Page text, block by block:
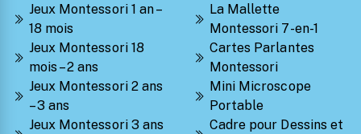
Jeux Montessori 1 an –
18 mois
Jeux Montessori 18
mois – 2 ans
Jeux Montessori 2 ans
– 3 ans
Jeux Montessori 3 ans
La Mallette
Montessori 7-en-1
Cartes Parlantes
Montessori
Mini Microscope
Portable
Cadre pour Dessins et